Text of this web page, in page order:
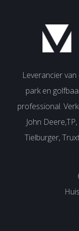
Leverancier
park en
professional.
John
Tielburger,